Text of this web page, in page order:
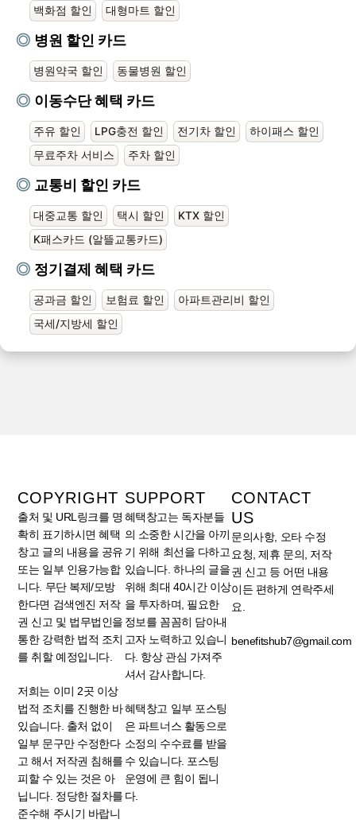
백화점 할인
대형마트 할인
병원 할인 카드
병원약국 할인 동물병원 할인
이동수단 혜택 카드
주유 할인 LPG충전 할인 전기차 할인
하이패스 할인
무료주차 서비스
주차 할인
교통비 할인 카드
대중교통 할인 택시 할인
KTX 할인
K패스카드 (알뜰교통카드)
정기결제 혜택 카드
공과금 할인 보험료 할인
아파트관리비 할인
국세/지방세 할인
COPYRIGHT
출처 및 URL링크를 명
확히 표기하시면 혜택
창고 글의 내용을 공유
또는 일부 인용가능합
니다. 무단 복제/모방
한다면 검색엔진 저작
권 신고 및 법무법인을
통한 강력한 법적 조치
를 취할 예정입니다.
저희는 이미 2곳 이상
법적 조치를 진행한 바
있습니다. 출처 없이
일부 문구만 수정한다
고 해서 저작권 침해를
피할 수 있는 것은 아
닙니다. 정당한 절차를
준수해 주시기 바랍니
SUPPORT
혜택창고는 독자분들
의 소중한 시간을 아끼
기 위해 최선을 다하고
있습니다. 하나의 글을
위해 최대 40시간 이상
을 투자하며, 필요한
정보를 꼼꼼히 담아내
고자 노력하고 있습니
다. 항상 관심 가져주
셔서 감사합니다.
혜택창고 일부 포스팅
은 파트너스 활동으로
소정의 수수료를 받을
수 있습니다. 포스팅
운영에 큰 힘이 됩니
다.
CONTACT
US
문의사항, 오타 수정
요청, 제휴 문의, 저작
권 신고 등 어떤 내용
이든 편하게 연락주세
요.
benefitshub7@gmail.com